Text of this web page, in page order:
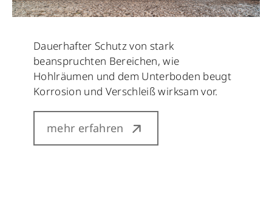
Dauerhafter Schutz von stark
beanspruchten Bereichen, wie
Hohlräumen und dem Unterboden beugt
Korrosion und Verschleiß wirksam vor.
mehr erfahren